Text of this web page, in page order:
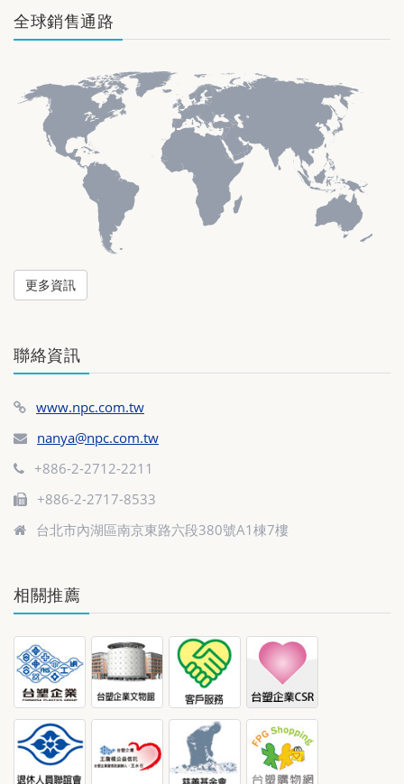
全球銷售通路
更多資訊
聯絡資訊
www.npc.com.tw
nanya@npc.com.tw
+886-2-2712-2211
+886-2-2717-8533
台北市內湖區南京東路六段380號A1棟7樓
相關推薦